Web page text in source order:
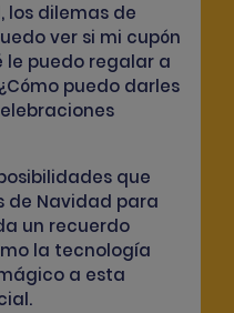
los dilemas de
ver si mi cupón
le puedo regalar a
puedo darles
que
de Navidad para
un recuerdo
la tecnología
a esta